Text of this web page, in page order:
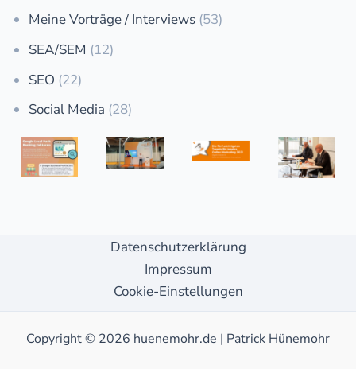
Meine Vorträge / Interviews (53)
SEA/SEM (12)
SEO (22)
Social Media (28)
Datenschutzerklärung
Impressum
Cookie-Einstellungen
Copyright © 2026 huenemohr.de | Patrick Hünemohr